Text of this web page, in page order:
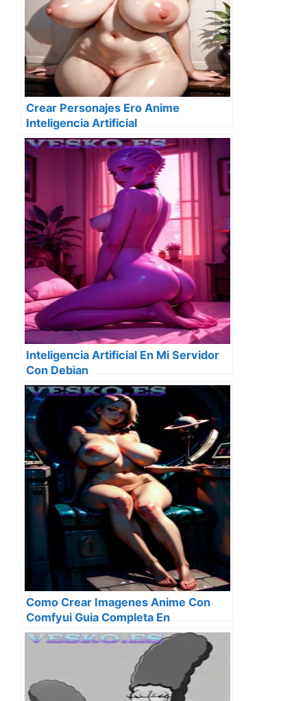
Crear Personajes Ero Anime
Inteligencia Artificial
Inteligencia Artificial En Mi Servidor
Con Debian
Como Crear Imagenes Anime Con
Comfyui Guia Completa En
Pixelaiforge